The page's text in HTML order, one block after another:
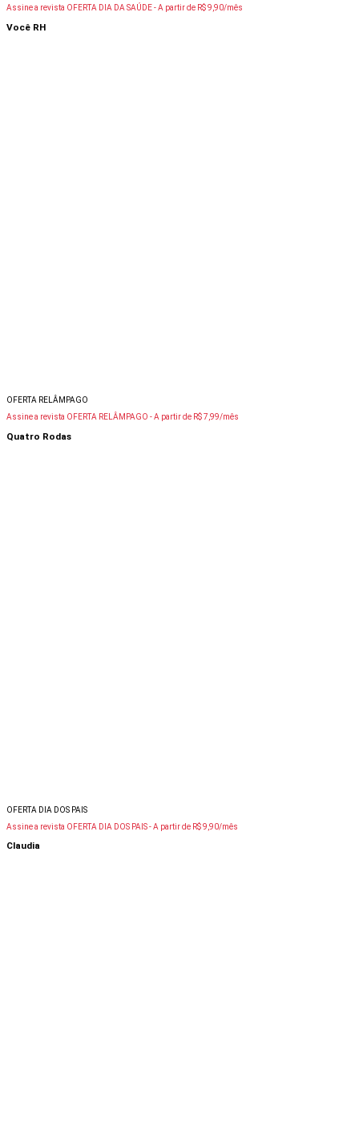
Assine a revista OFERTA DIA DA SAÚDE -A partir de R$ 9,90/mês
Você RH
OFERTA RELÂMPAGO
Assine a revista OFERTA RELÂMPAGO -A partir de R$ 7,99/mês
Quatro Rodas
OFERTA DIA DOS PAIS
Assine a revista OFERTA DIA DOS PAIS -A partir de R$ 9,90/mês
Claudia